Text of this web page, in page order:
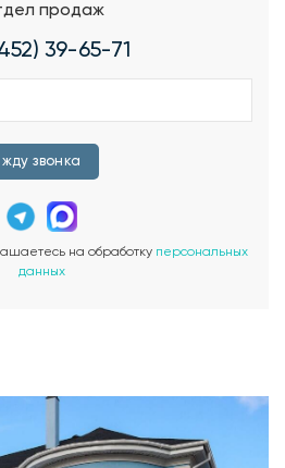
продаж
39-65-71
жду звонка
на обработку персональных
данных